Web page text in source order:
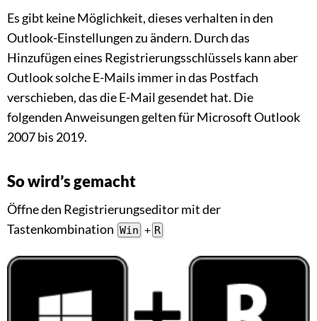
Es gibt keine Möglichkeit, dieses verhalten in den
Outlook-Einstellungen zu ändern. Durch das
Hinzufügen eines Registrierungsschlüssels kann aber
Outlook solche E-Mails immer in das Postfach
verschieben, das die E-Mail gesendet hat. Die
folgenden Anweisungen gelten für Microsoft Outlook
2007 bis 2019.
So wird’s gemacht
Öffne den Registrierungseditor mit der
Tastenkombination Win + R